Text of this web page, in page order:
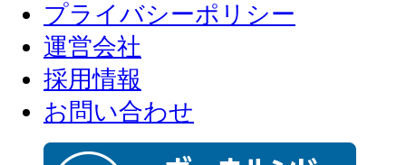
プライバシーポリシー
運営会社
採用情報
お問い合わせ